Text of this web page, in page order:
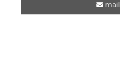
mail